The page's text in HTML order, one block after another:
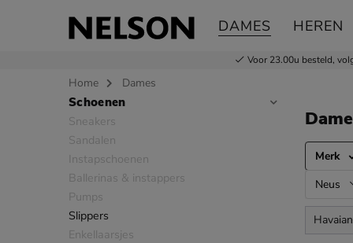
DAMES HEREN
Voor 23.00u besteld,
Home Dames
Sla categorieën over
Schoenen
Sneakers
Sandalen
Instapschoenen
Ballerinas & instappers
Pumps
Slippers
Enkellaarsjes
Merk
Neus